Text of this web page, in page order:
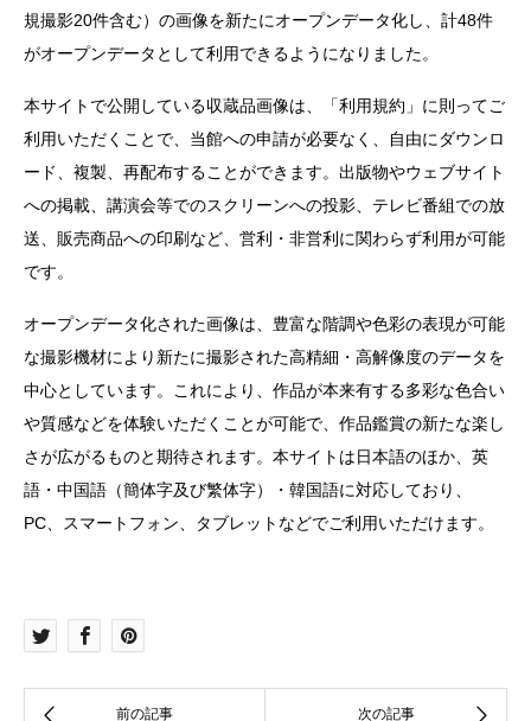
規撮影20件含む）の画像を新たにオープンデータ化し、計48件
がオープンデータとして利用できるようになりました。
本サイトで公開している収蔵品画像は、「利用規約」に則ってご
利用いただくことで、当館への申請が必要なく、自由にダウンロ
ード、複製、再配布することができます。出版物やウェブサイト
への掲載、講演会等でのスクリーンへの投影、テレビ番組での放
送、販売商品への印刷など、営利・非営利に関わらず利用が可能
です。
オープンデータ化された画像は、豊富な階調や色彩の表現が可能
な撮影機材により新たに撮影された高精細・高解像度のデータを
中心としています。これにより、作品が本来有する多彩な色合い
や質感などを体験いただくことが可能で、作品鑑賞の新たな楽し
さが広がるものと期待されます。 本サイトは日本語のほか、英
語・中国語（簡体字及び繁体字）・韓国語に対応してお り、
PC、スマートフォン、タブレットなどでご利用いただけます。